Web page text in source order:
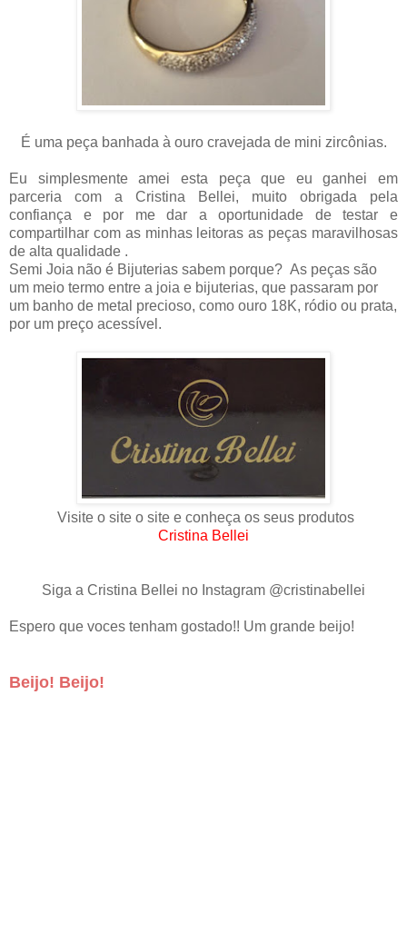
É uma peça banhada à ouro cravejada de mini zircônias.
Eu simplesmente amei esta peça que eu ganhei em
parceria com a Cristina Bellei, muito obrigada pela
confiança e por me dar a oportunidade de testar e
compartilhar com as minhas leitoras as peças maravilhosas
de alta qualidade .
Semi Joia não é Bijuterias sabem porque? As peças são
um meio termo entre a joia e bijuterias, que passaram por
um banho de metal precioso, como ouro 18K, ródio ou prata,
por um preço acessível.
Visite o site o site e conheça os seus produtos
Cristina Bellei
Siga a Cristina Bellei no Instagram @cristinabellei
Espero que voces tenham gostado!! Um grande beijo!
Beijo! Beijo!